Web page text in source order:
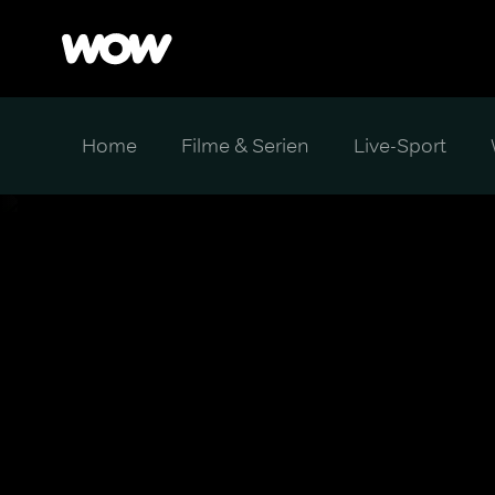
Home Filme & Serien Live-Sport